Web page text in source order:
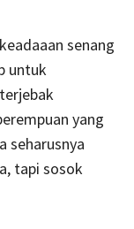
senang
untuk
yang
seharusnya
tapi sosok